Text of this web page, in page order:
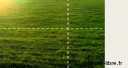
©photo-libre.fr